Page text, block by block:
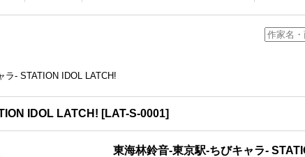
ラ- STATION IDOL LATCH!
IDOL LATCH! [LAT-S-0001]
東海林鈴音-東京駅-ちびキャラ-